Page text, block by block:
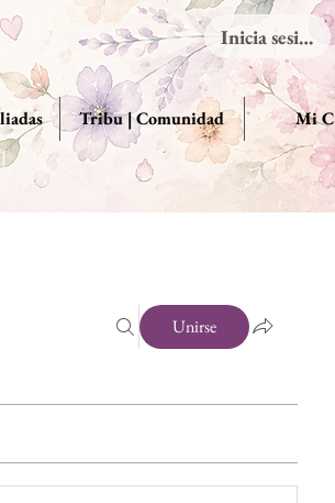
Inicia sesión
Tribu | Comunidad Mi
Unirse